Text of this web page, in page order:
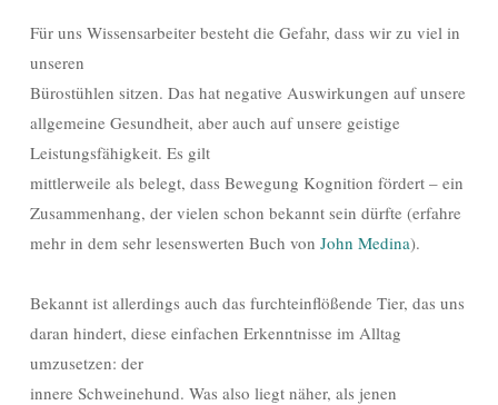
Für uns Wissensarbeiter besteht die Gefahr, dass wir zu viel in
unseren
Bürostühlen sitzen. Das hat negative Auswirkungen auf unsere
allgemeine Gesundheit, aber auch auf unsere geistige
Leistungsfähigkeit. Es gilt
mittlerweile als belegt, dass Bewegung Kognition fördert – ein
Zusammenhang, der vielen schon bekannt sein dürfte (erfahre
mehr in dem sehr lesenswerten Buch von John Medina).
Bekannt ist allerdings auch das furchteinflößende Tier, das uns
daran hindert, diese einfachen Erkenntnisse im Alltag
umzusetzen: der
innere Schweinehund. Was also liegt näher, als jenen